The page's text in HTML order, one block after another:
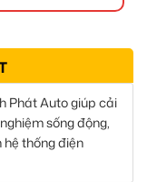
Phát Auto giúp cải
sống động,
thống điện